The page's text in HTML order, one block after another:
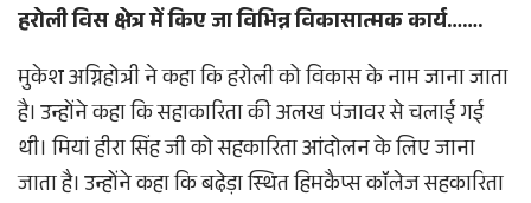
हरोली विस क्षेत्र में किए जा विभिन्न विकासात्मक कार्य…….
मुकेश अग्निहोत्री ने कहा कि हरोली को विकास के नाम जाना जाता
है। उन्होंने कहा कि सहाकारिता की अलख पंजावर से चलाई गई
थी। मियां हीरा सिंह जी को सहकारिता आंदोलन के लिए जाना
जाता है। उन्होंने कहा कि बढे़ड़ा स्थित हिमकैप्स काॅलेज सहकारिता